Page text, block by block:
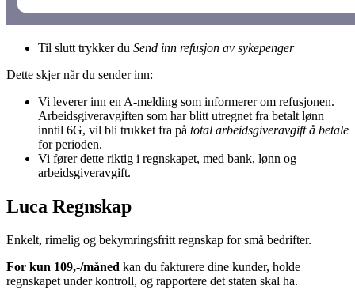
Til slutt trykker du Send inn refusjon av sykepenger
Dette skjer når du sender inn:
Vi leverer inn en A-melding som informerer om refusjonen.
Arbeidsgiveravgiften som har blitt utregnet fra betalt lønn
inntil 6G, vil bli trukket fra på total arbeidsgiveravgift å betale
for perioden.
Vi fører dette riktig i regnskapet, med bank, lønn og
arbeidsgiveravgift.
Luca Regnskap
Enkelt, rimelig og bekymringsfritt regnskap for små bedrifter.
For kun 109,-/måned kan du fakturere dine kunder, holde
regnskapet under kontroll, og rapportere det staten skal ha.